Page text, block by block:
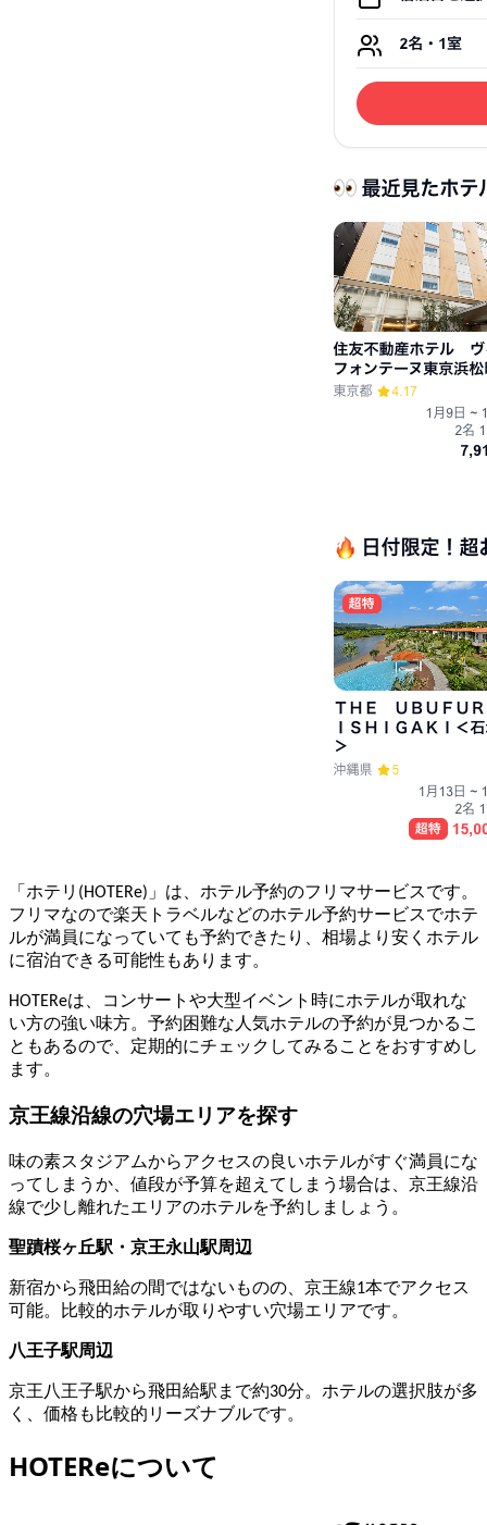
「ホテリ(HOTERe)」は、ホテル予約のフリマサービスです。
フリマなので楽天トラベルなどのホテル予約サービスでホテ
ルが満員になっていても予約できたり、相場より安くホテル
に宿泊できる可能性もあります。
HOTEReは、コンサートや大型イベント時にホテルが取れな
い方の強い味方。予約困難な人気ホテルの予約が見つかるこ
ともあるので、定期的にチェックしてみることをおすすめし
ます。
京王線沿線の穴場エリアを探す
味の素スタジアムからアクセスの良いホテルがすぐ満員にな
ってしまうか、値段が予算を超えてしまう場合は、京王線沿
線で少し離れたエリアのホテルを予約しましょう。
聖蹟桜ヶ丘駅・京王永山駅周辺
新宿から飛田給の間ではないものの、京王線1本でアクセス
可能。比較的ホテルが取りやすい穴場エリアです。
八王子駅周辺
京王八王子駅から飛田給駅まで約30分。ホテルの選択肢が多
く、価格も比較的リーズナブルです。
HOTEReについて